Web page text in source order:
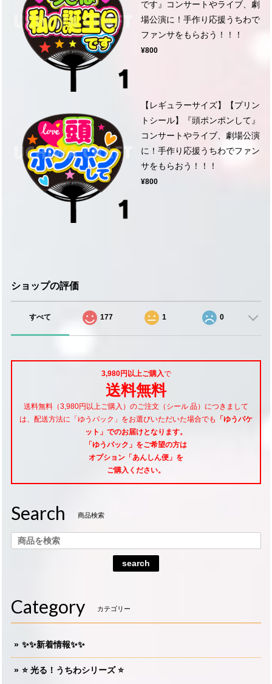
です』コンサートやライブ、劇
場公演に！手作り応援うちわで
ファンサをもらおう！！！
¥800
【レギュラーサイズ】【プリン
トシール】『頭ポンポンして』
コンサートやライブ、劇場公演
に！手作り応援うちわでファン
サをもらおう！！！
¥800
ショップの評価
すべて 177 1 0
3,980円以上ご購入で
送料無料
送料無料（3,980円以上ご購入）のご注文（シール 品）につきまして
は、配送方法に「ゆうパック」をお選びいただいた場合でも
「ゆうパケ
ット」でのお届けとなります。
「ゆうパック」をご希望の方は
オプション「あんしん便」 を
ご購入ください。
Search 商品検索
search
Category カテゴリー
✨✨新着情報✨✨
⭐️ 光る！うちわシリーズ ⭐️